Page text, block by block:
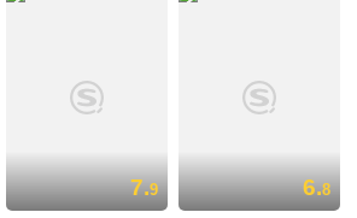
7.9 6.8